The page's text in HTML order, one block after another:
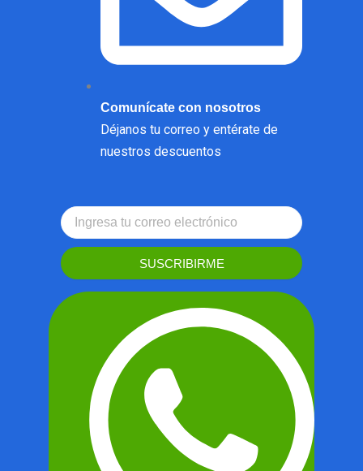
Comunícate con nosotros
Déjanos tu correo y entérate de
nuestros descuentos
SUSCRIBIRME